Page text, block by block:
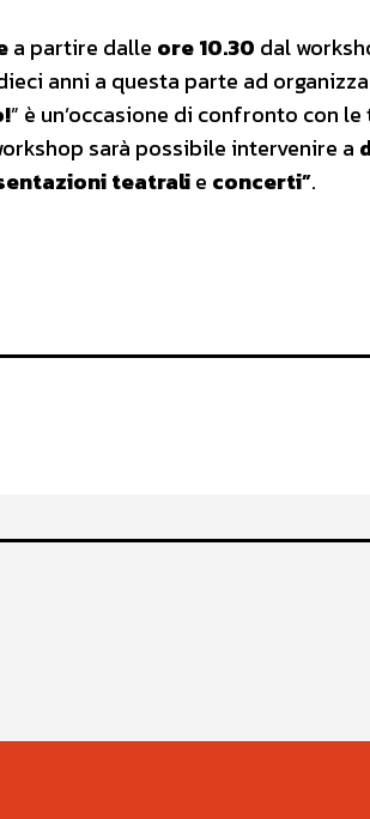
a partire dalle ore 10.30 dal
anni a questa parte ad
” è un’occasione di confronto con
sarà possibile intervenire a
teatralie concerti”.